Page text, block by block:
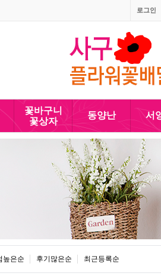
로그인
1666-4090
꽃바구니
꽃상자
동양난 서
높은순 후기많은순 최근등록순